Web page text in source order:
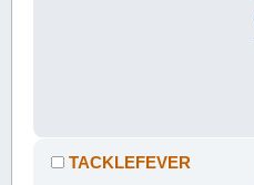
TACKLEFEVER